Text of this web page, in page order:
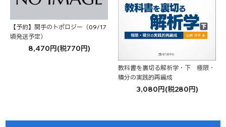
【予約】関手のトポロジー（09/17
頃発送予定）
8,470円(税770円)
教科書を裏切る解析学・下 極限・
積分の実践的再編成
3,080円(税280円)